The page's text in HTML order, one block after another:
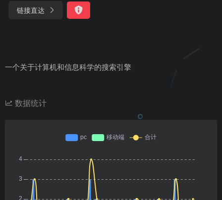
链接直达
一个关于计算机和信息科学的搜索引擎
数据统计